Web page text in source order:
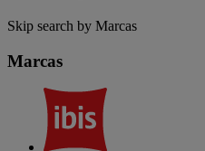
Skip search by Marcas
Marcas